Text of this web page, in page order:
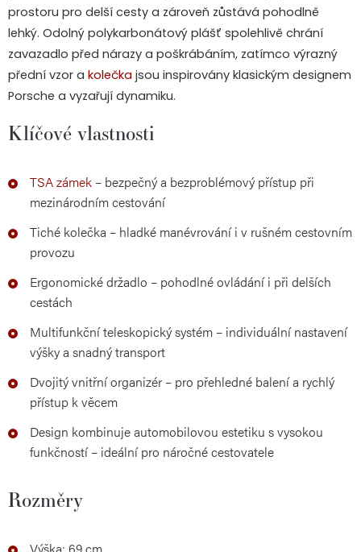
prostoru pro delší cesty a zároveň zůstává pohodlně
lehký. Odolný polykarbonátový plášť spolehlivě chrání
zavazadlo před nárazy a poškrábáním, zatímco výrazný
přední vzor a kolečka jsou inspirovány klasickým designem
Porsche a vyzařují dynamiku.
Klíčové vlastnosti
TSA zámek – bezpečný a bezproblémový přístup při
mezinárodním cestování
Tiché kolečka – hladké manévrování i v rušném cestovním
provozu
Ergonomické držadlo – pohodlné ovládání i při delších
cestách
Multifunkční teleskopický systém – individuální nastavení
výšky a snadný transport
Dvojitý vnitřní organizér – pro přehledné balení a rychlý
přístup k věcem
Design kombinuje automobilovou estetiku s vysokou
funkčností – ideální pro náročné cestovatele
Rozměry